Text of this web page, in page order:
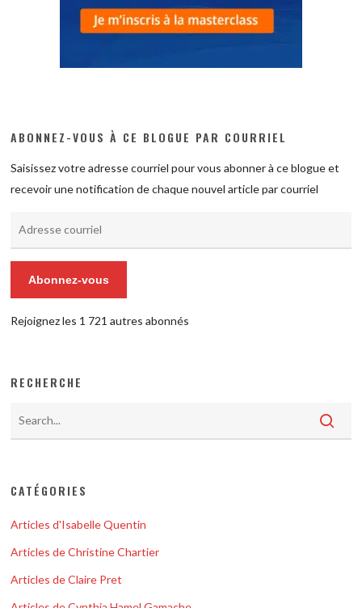
ABONNEZ-VOUS À CE BLOGUE PAR COURRIEL
Saisissez votre adresse courriel pour vous abonner à ce blogue et
recevoir une notification de chaque nouvel article par courriel
Abonnez-vous
Rejoignez les 1 721 autres abonnés
RECHERCHE
CATÉGORIES
Articles d'Isabelle Quentin
Articles de Christine Chartier
Articles de Claire Pret